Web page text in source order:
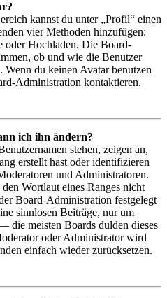
kannst du unter „Profil“ einen
vier Methoden hinzufügen:
oder Hochladen. Die Board-
ob und wie die Benutzer
Wenn du keinen Avatar benutzen
Administration kontaktieren.
ich ihn ändern?
stehen, zeigen an,
erstellt hast oder identifizieren
und Administratoren.
Wortlaut eines Ranges nicht
Board-Administration festgelegt
sinnlosen Beiträge, nur um
die meisten Boards dulden dieses
oder Administrator wird
einfach wieder zurücksetzen.